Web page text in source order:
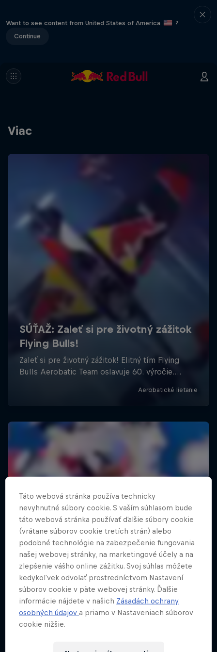
Want to see content from United States of America
?
Continue
Viac
Táto webová stránka používa technicky
nevyhnutné súbory cookie. S vaším súhlasom bude
táto webová stránka používať ďalšie súbory cookie
(vrátane súborov cookie tretích strán) alebo
podobné technológie na zabezpečenie fungovania
našej webovej stránky, na marketingové účely a na
zlepšenie vášho online zážitku. Svoj súhlas môžete
kedykoľvek odvolať prostredníctvom Nastavení
súborov cookie v päte webovej stránky. Ďalšie
informácie nájdete v našich Zásadách ochrany
osobných údajova priamo v Nastaveniach súborov
cookie nižšie.